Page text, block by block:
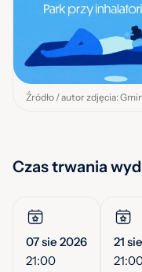
Źródło / autor zdjęcia:
Czas trwania
07 sie 2026
21:00
21